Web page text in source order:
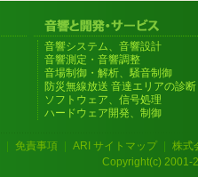
音響システム、音響設計
音響測定・音響調整
音場制御・解析、騒音制御
防災無線放送 音達エリアの診断
ソフトウェア、信号処理
ハードウェア開発、制御
免責事項 ARI サイトマップ
株式
Copyright(c) 2001-